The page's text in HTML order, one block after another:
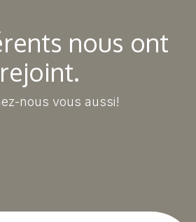
nous ont
rejoint.
nous vous aussi!